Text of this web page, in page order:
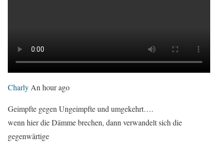
Charly An hour ago
Geimpfte gegen Ungeimpfte und umgekehrt….
wenn hier die Dämme brechen, dann verwandelt sich die
gegenwärtige